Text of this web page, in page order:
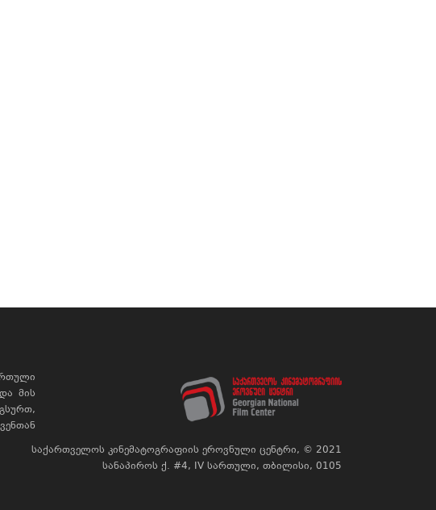
მის
საქართველოს კინემატოგრაფიის ეროვნული ცენტრი, © 2021
სანაპიროს ქ. #4, IV სართული, თბილისი, 0105